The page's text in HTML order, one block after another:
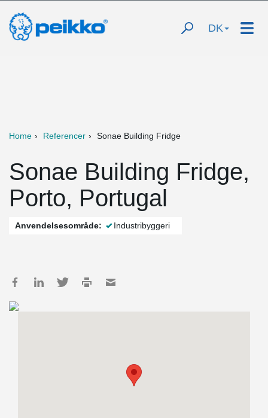
DK
Home Referencer Sonae Building Fridge
Sonae Building Fridge,
Porto, Portugal
Anvendelsesområde: Industribyggeri